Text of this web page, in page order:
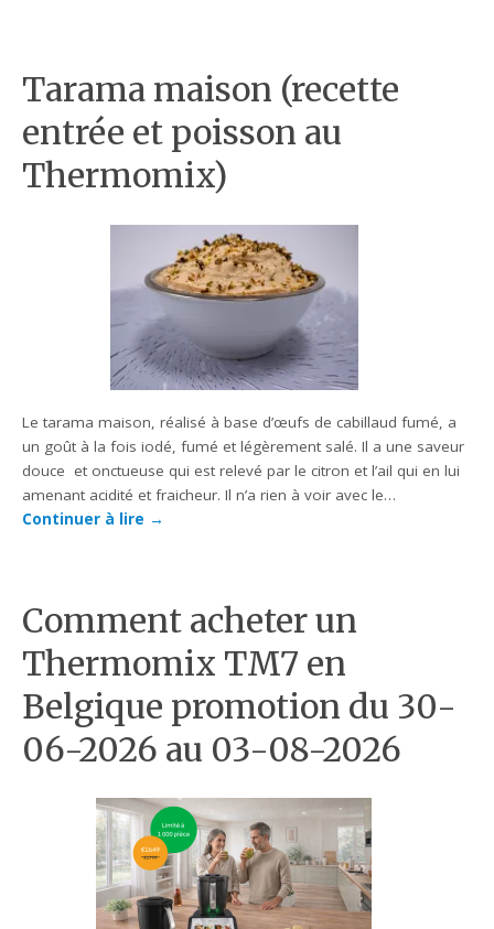
Tarama maison (recette
entrée et poisson au
Thermomix)
Le tarama maison, réalisé à base d’œufs de cabillaud fumé, a
un goût à la fois iodé, fumé et légèrement salé. Il a une saveur
douce et onctueuse qui est relevé par le citron et l’ail qui en lui
amenant acidité et fraicheur. Il n’a rien à voir avec le…
Continuer à lire →
Comment acheter un
Thermomix TM7 en
Belgique promotion du 30-
06-2026 au 03-08-2026